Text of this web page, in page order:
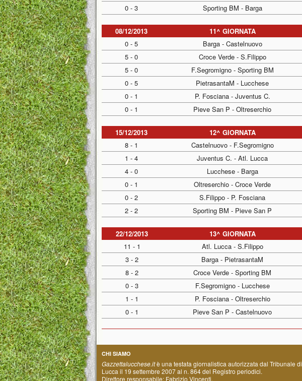
0 - 3
Sporting BM - Barga
08/12/2013 11^ GIORNATA
0 - 5
Barga - Castelnuovo
5 - 0
Croce Verde - S.Filippo
5 - 0
F.Segromigno - Sporting BM
0 - 5
PietrasantaM - Lucchese
0 - 1
P. Fosciana - Juventus C.
0 - 1
Pieve San P - Oltreserchio
15/12/2013 12^ GIORNATA
8 - 1
Castelnuovo - F.Segromigno
1 - 4
Juventus C. - Atl. Lucca
4 - 0
Lucchese - Barga
0 - 1
Oltreserchio - Croce Verde
0 - 2
S.Filippo - P. Fosciana
2 - 2
Sporting BM - Pieve San P
22/12/2013 13^ GIORNATA
11 - 1
Atl. Lucca - S.Filippo
3 - 2
Barga - PietrasantaM
8 - 2
Croce Verde - Sporting BM
0 - 3
F.Segromigno - Lucchese
1 - 1
P. Fosciana - Oltreserchio
0 - 1
Pieve San P - Castelnuovo
CHI SIAMO
Gazzettalucchese.itè una testata giornalistica autorizzata dal Tribunale di
Lucca il 19 settembre 2007 al n. 864 del Registro periodici.
Direttore responsabile: Fabrizio Vincenti.